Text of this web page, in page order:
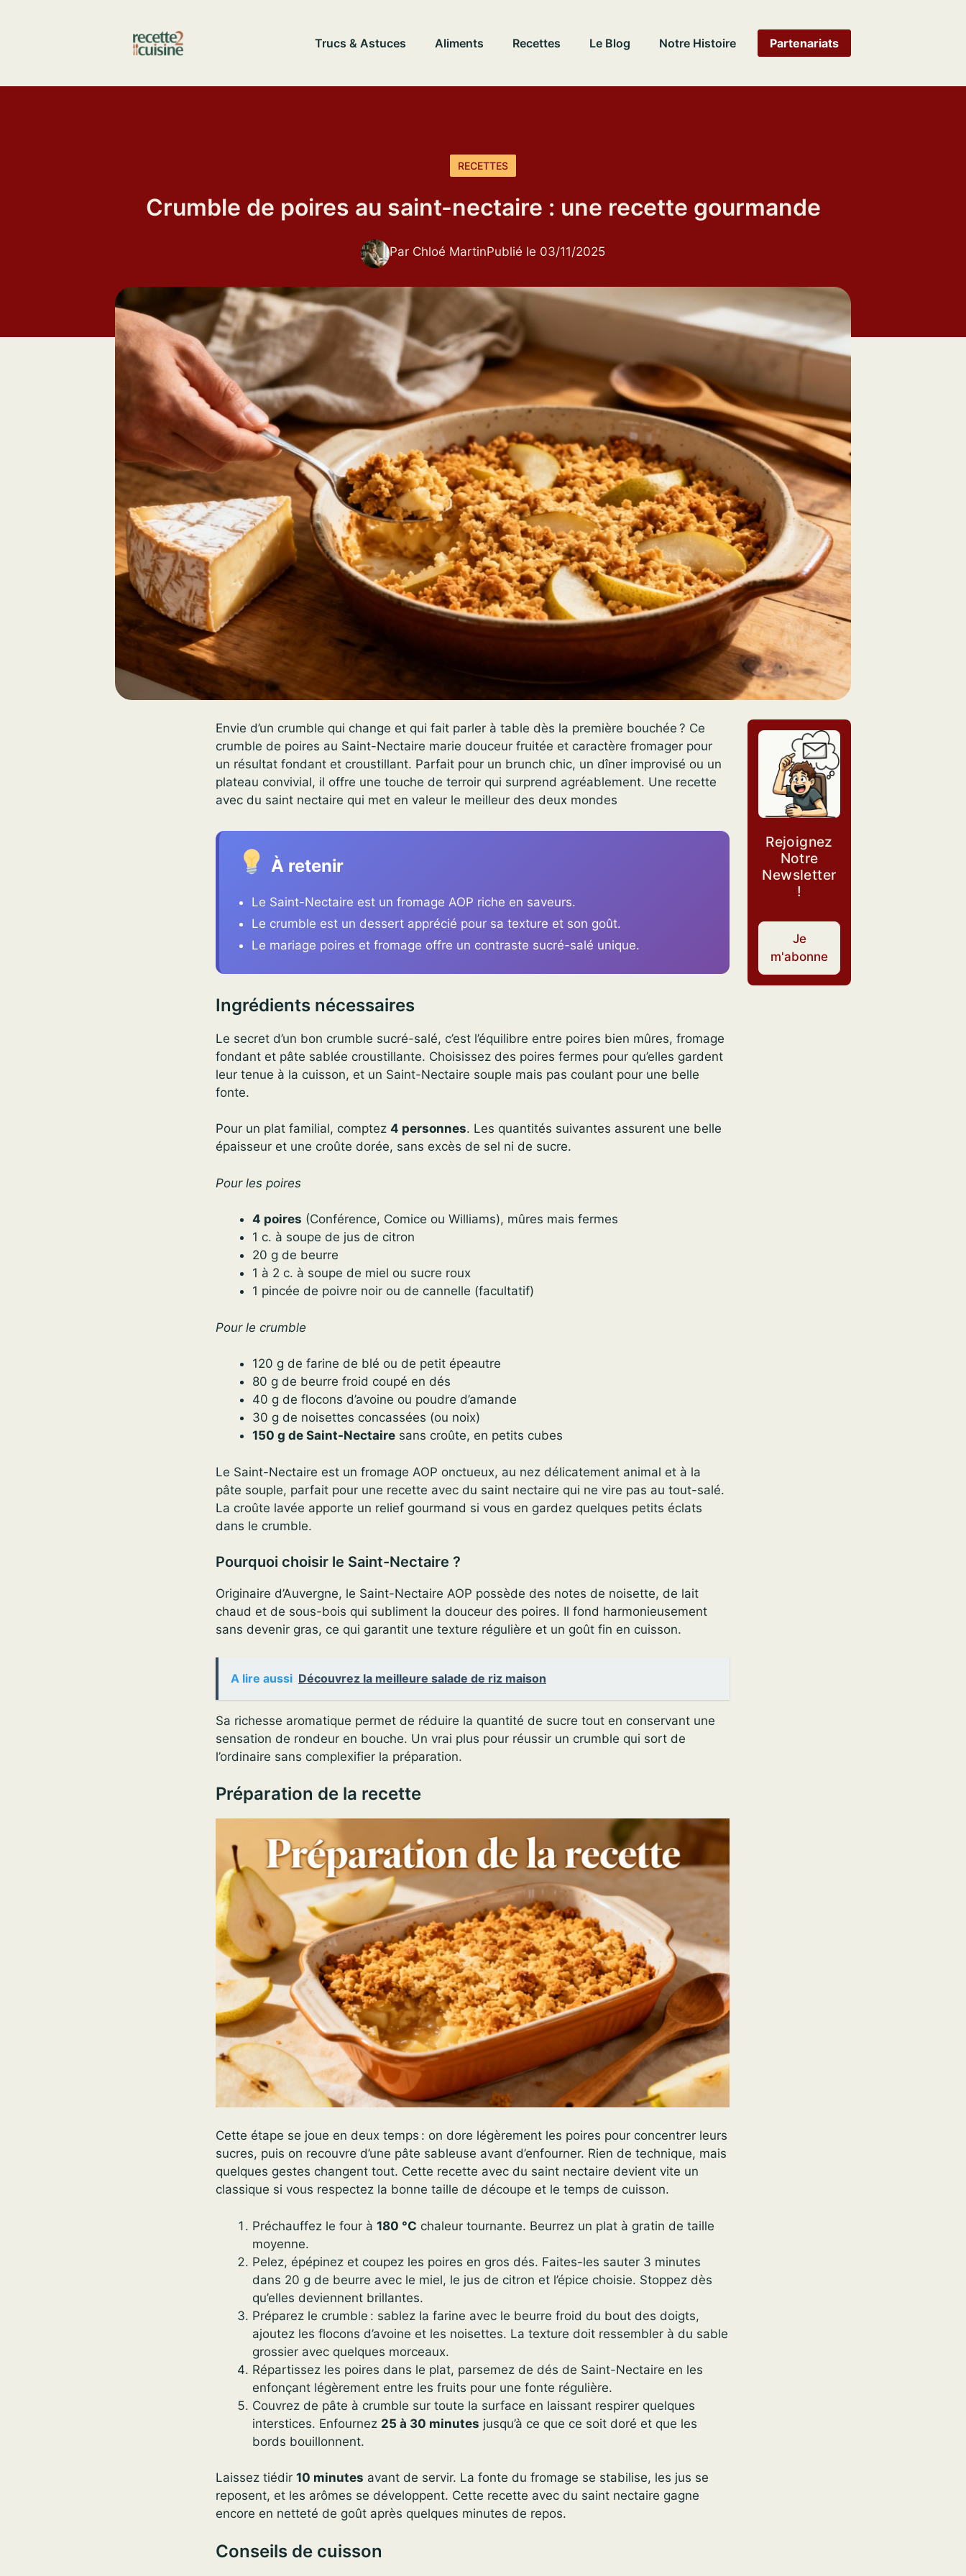
Trucs & Astuces Aliments Recettes Le Blog Notre Histoire Partenariats
RECETTES
Crumble de poires au saint-nectaire : une recette gourmande
Par Chloé MartinPublié le 03/11/2025
Envie d’un crumble qui change et qui fait parler à table dès la première bouchée ? Ce
crumble de poires au Saint-Nectaire marie douceur fruitée et caractère fromager pour
un résultat fondant et croustillant. Parfait pour un brunch chic, un dîner improvisé ou un
plateau convivial, il offre une touche de terroir qui surprend agréablement. Une recette
avec du saint nectaire qui met en valeur le meilleur des deux mondes
À retenir
Le Saint-Nectaire est un fromage AOP riche en saveurs.
Le crumble est un dessert apprécié pour sa texture et son goût.
Le mariage poires et fromage offre un contraste sucré-salé unique.
Ingrédients nécessaires
Le secret d’un bon crumble sucré-salé, c’est l’équilibre entre poires bien mûres, fromage
fondant et pâte sablée croustillante. Choisissez des poires fermes pour qu’elles gardent
leur tenue à la cuisson, et un Saint-Nectaire souple mais pas coulant pour une belle
fonte.
Pour un plat familial, comptez 4 personnes. Les quantités suivantes assurent une belle
épaisseur et une croûte dorée, sans excès de sel ni de sucre.
Pour les poires
4 poires (Conférence, Comice ou Williams), mûres mais fermes
1 c. à soupe de jus de citron
20 g de beurre
1 à 2 c. à soupe de miel ou sucre roux
1 pincée de poivre noir ou de cannelle (facultatif)
Pour le crumble
120 g de farine de blé ou de petit épeautre
80 g de beurre froid coupé en dés
40 g de flocons d’avoine ou poudre d’amande
30 g de noisettes concassées (ou noix)
150 g de Saint-Nectaire sans croûte, en petits cubes
Le Saint-Nectaire est un fromage AOP onctueux, au nez délicatement animal et à la
pâte souple, parfait pour une recette avec du saint nectaire qui ne vire pas au tout-salé.
La croûte lavée apporte un relief gourmand si vous en gardez quelques petits éclats
dans le crumble.
Pourquoi choisir le Saint-Nectaire ?
Originaire d’Auvergne, le Saint-Nectaire AOP possède des notes de noisette, de lait
chaud et de sous-bois qui subliment la douceur des poires. Il fond harmonieusement
sans devenir gras, ce qui garantit une texture régulière et un goût fin en cuisson.
A lire aussi Découvrez la meilleure salade de riz maison
Sa richesse aromatique permet de réduire la quantité de sucre tout en conservant une
sensation de rondeur en bouche. Un vrai plus pour réussir un crumble qui sort de
l’ordinaire sans complexifier la préparation.
Préparation de la recette
Cette étape se joue en deux temps : on dore légèrement les poires pour concentrer leurs
sucres, puis on recouvre d’une pâte sableuse avant d’enfourner. Rien de technique, mais
quelques gestes changent tout. Cette recette avec du saint nectaire devient vite un
classique si vous respectez la bonne taille de découpe et le temps de cuisson.
Préchauffez le four à 180 °C chaleur tournante. Beurrez un plat à gratin de taille
moyenne.
Pelez, épépinez et coupez les poires en gros dés. Faites-les sauter 3 minutes
dans 20 g de beurre avec le miel, le jus de citron et l’épice choisie. Stoppez dès
qu’elles deviennent brillantes.
Préparez le crumble : sablez la farine avec le beurre froid du bout des doigts,
ajoutez les flocons d’avoine et les noisettes. La texture doit ressembler à du sable
grossier avec quelques morceaux.
Répartissez les poires dans le plat, parsemez de dés de Saint-Nectaire en les
enfonçant légèrement entre les fruits pour une fonte régulière.
Couvrez de pâte à crumble sur toute la surface en laissant respirer quelques
interstices. Enfournez 25 à 30 minutes jusqu’à ce que ce soit doré et que les
bords bouillonnent.
Laissez tiédir 10 minutes avant de servir. La fonte du fromage se stabilise, les jus se
reposent, et les arômes se développent. Cette recette avec du saint nectaire gagne
encore en netteté de goût après quelques minutes de repos.
Conseils de cuisson
Rejoignez
Notre
Newsletter
!
Je
m'abonne